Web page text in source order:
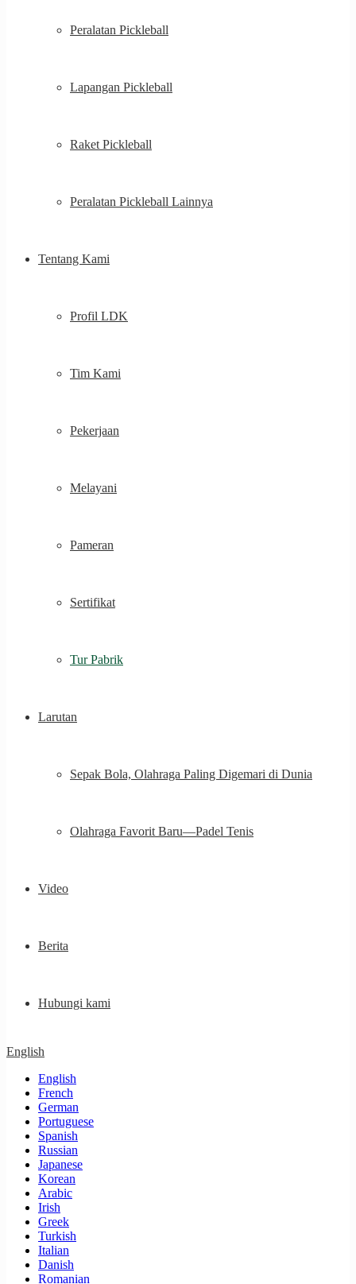
Peralatan Pickleball
Lapangan Pickleball
Raket Pickleball
Peralatan Pickleball Lainnya
Tentang Kami
Profil LDK
Tim Kami
Pekerjaan
Melayani
Pameran
Sertifikat
Tur Pabrik
Larutan
Sepak Bola, Olahraga Paling Digemari di Dunia
Olahraga Favorit Baru—Padel Tenis
Video
Berita
Hubungi kami
English
English
French
German
Portuguese
Spanish
Russian
Japanese
Korean
Arabic
Irish
Greek
Turkish
Italian
Danish
Romanian